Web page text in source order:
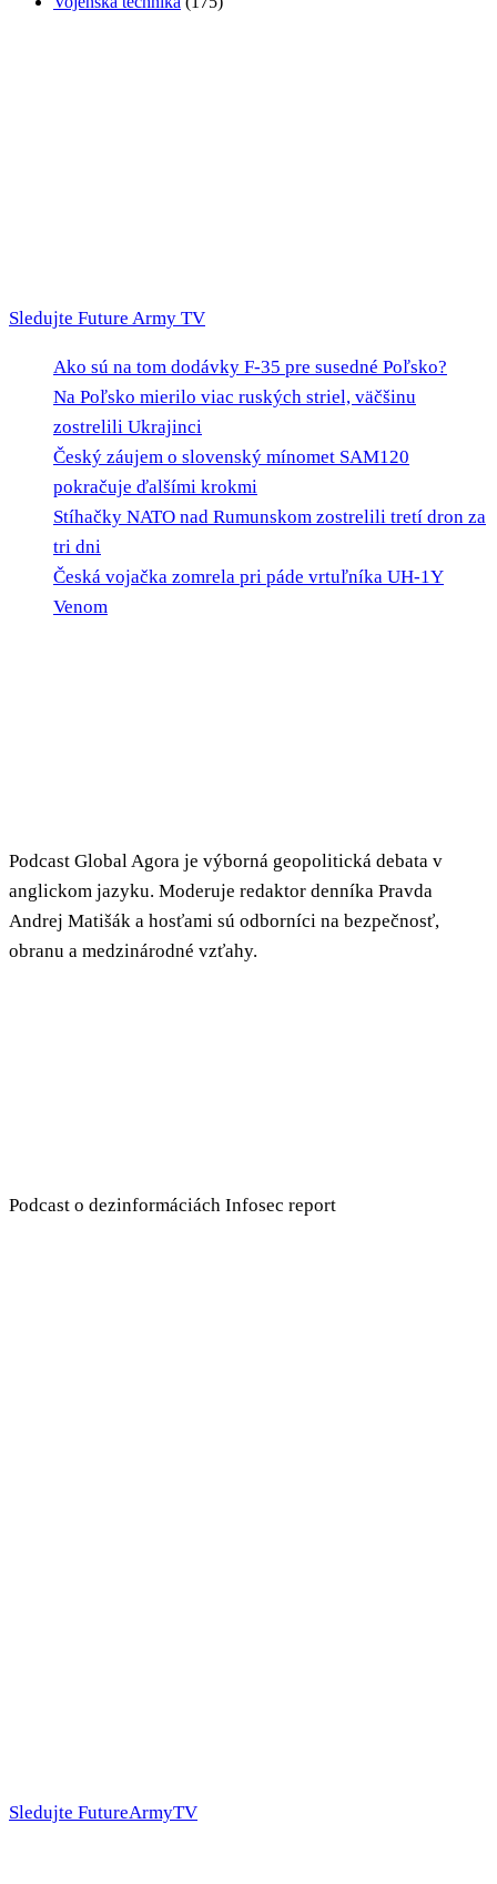
Sledujte Future Army TV
Ako sú na tom dodávky F-35 pre susedné Poľsko?
Na Poľsko mierilo viac ruských striel, väčšinu
zostrelili Ukrajinci
Český záujem o slovenský mínomet SAM120
pokračuje ďalšími krokmi
Stíhačky NATO nad Rumunskom zostrelili tretí dron za
tri dni
Česká vojačka zomrela pri páde vrtuľníka UH-1Y
Venom
Podcast Global Agora je výborná geopolitická debata v
anglickom jazyku. Moderuje redaktor denníka Pravda
Andrej Matišák a hosťami sú odborníci na bezpečnosť,
obranu a medzinárodné vzťahy.
Podcast o dezinformáciách Infosec report
Sledujte FutureArmyTV